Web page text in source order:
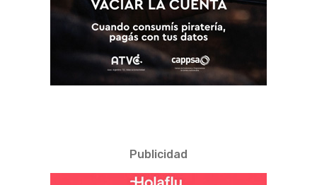
Publicidad